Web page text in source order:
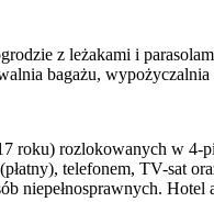
z leżakami i
bagażu,
roku) rozlokowanych w 4-
telefonem, TV-sat
niepełnosprawnych.